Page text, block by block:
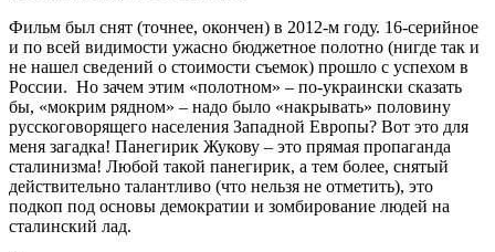
Фильм был снят (точнее, окончен) в 2012-м году. 16-серийное
и по всей видимости ужасно бюджетное полотно (нигде так и
не нашел сведений о стоимости съемок) прошло с успехом в
России. Но зачем этим «полотном» – по-украински сказать
бы, «мокрим рядном» – надо было «накрывать» половину
русскоговорящего населения Западной Европы? Вот это для
меня загадка! Панегирик Жукову – это прямая пропаганда
сталинизма! Любой такой панегирик, а тем более, снятый
действительно талантливо (что нельзя не отметить), это
подкоп под основы демократии и зомбирование людей на
сталинский лад.